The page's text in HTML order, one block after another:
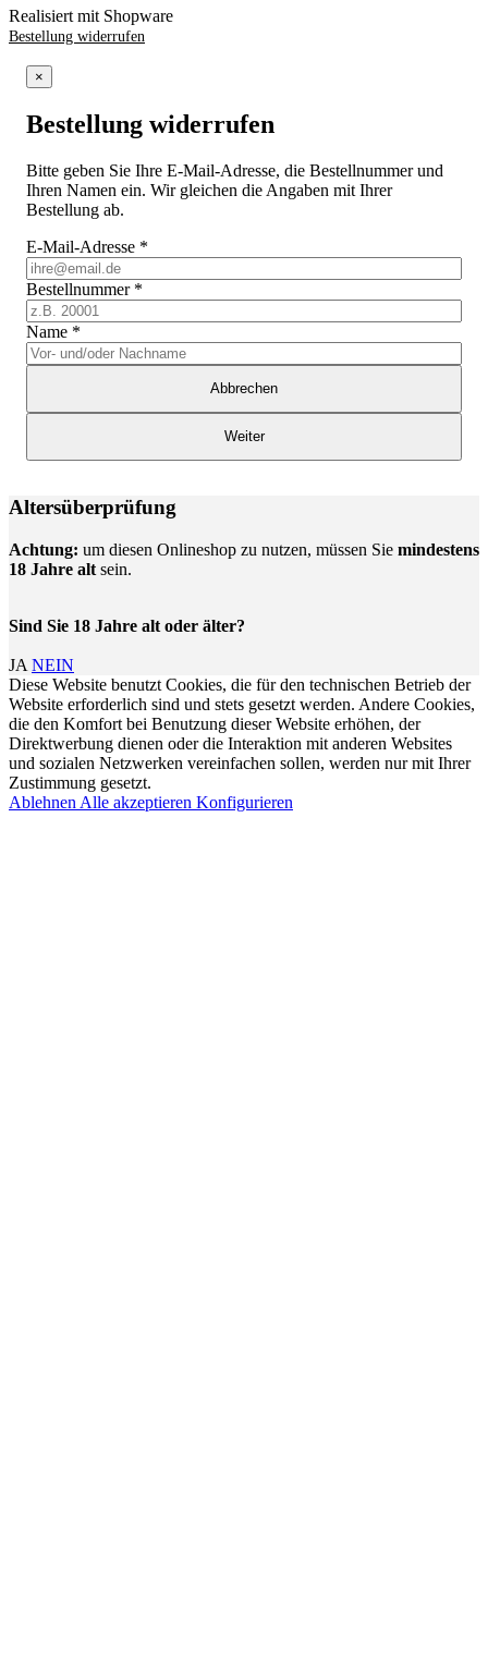
Realisiert mit Shopware
Bestellung widerrufen
×
Bestellung widerrufen
Bitte geben Sie Ihre E-Mail-Adresse, die Bestellnummer und
Ihren Namen ein. Wir gleichen die Angaben mit Ihrer
Bestellung ab.
E-Mail-Adresse *
Bestellnummer *
Name *
Abbrechen
Weiter
Altersüberprüfung
Achtung: um diesen Onlineshop zu nutzen, müssen Sie mindestens
18 Jahre alt sein.
Sind Sie 18 Jahre alt oder älter?
JA NEIN
Diese Website benutzt Cookies, die für den technischen Betrieb der
Website erforderlich sind und stets gesetzt werden. Andere Cookies,
die den Komfort bei Benutzung dieser Website erhöhen, der
Direktwerbung dienen oder die Interaktion mit anderen Websites
und sozialen Netzwerken vereinfachen sollen, werden nur mit Ihrer
Zustimmung gesetzt.
Ablehnen Alle akzeptieren Konfigurieren